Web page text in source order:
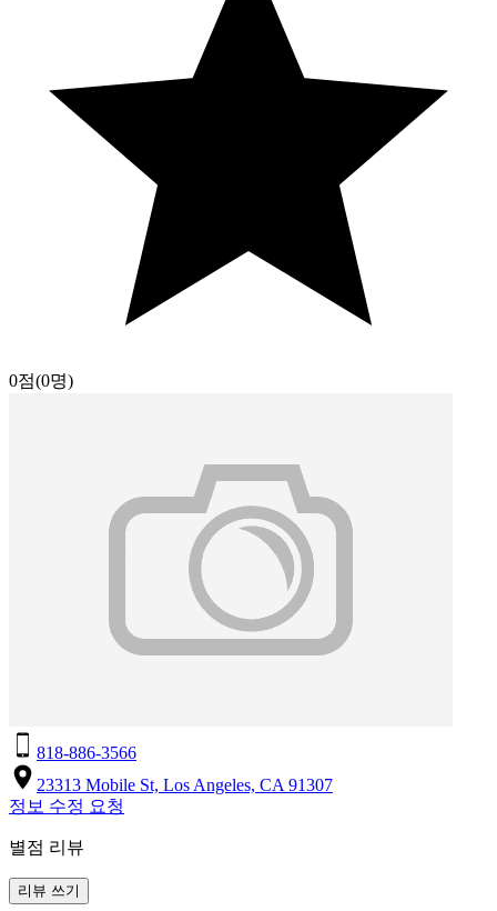
0점(0명)
818-886-3566
23313 Mobile St, Los Angeles, CA 91307
정보 수정 요청
별점 리뷰
리뷰 쓰기